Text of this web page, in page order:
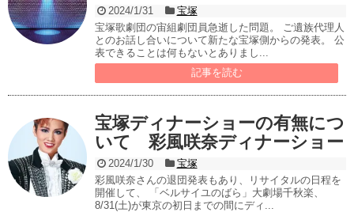
2024/1/31
宝塚
宝塚歌劇団の宙組劇団員急逝した問題。 ご遺族代理人
とのお話し合いについて新たな宝塚側からの発表。 公
表できることは何もないとありまし...
記事を読む
宝塚ディナーショーの有無につ
いて 彩風咲奈ディナーショー
2024/1/30
宝塚
彩風咲奈さんの退団発表もあり、リサイタルの日程を
開催して、 「ベルサイユのばら」大劇場千秋楽、
8/31(土)が東京の初日までの間にディ...